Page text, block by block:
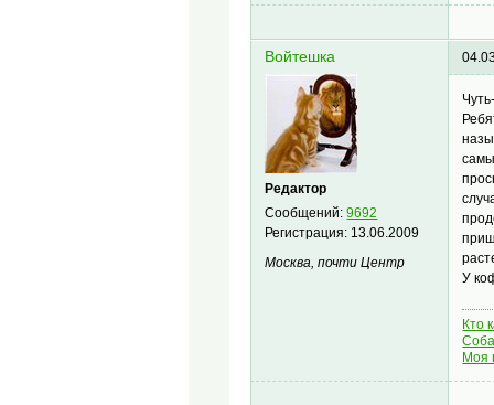
Войтешка
Редактор
Сообщений:9692
Регистрация: 13.06.2009
Москва, почти Центр
У
Кто
Моя